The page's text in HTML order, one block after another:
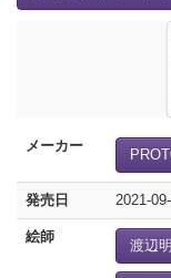
メーカー
発売日 2021-
絵師
渡辺